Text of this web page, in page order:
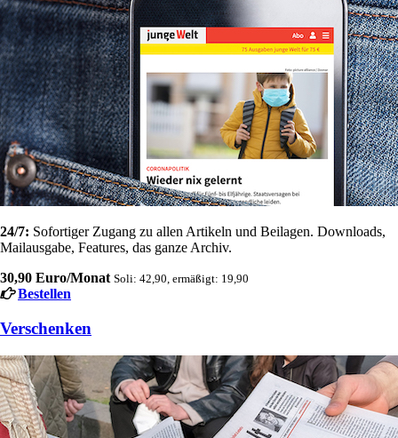
24/7: Sofortiger Zugang zu allen Artikeln und Beilagen. Downloads,
Mailausgabe, Features, das ganze Archiv.
30,90 Euro/Monat Soli: 42,90, ermäßigt: 19,90
Bestellen
Verschenken